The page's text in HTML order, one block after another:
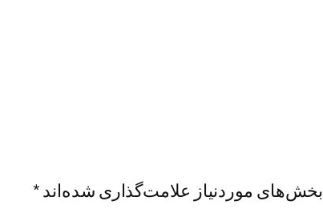
بخش‌های موردنیاز علامت‌گذاری شده‌اند*